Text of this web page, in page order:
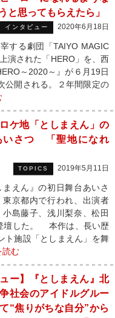
と思ってもらえたら」
インタビュー 2020年6月18日
する劇団「TAIYO MAGIC
演された「HERO」を、西
～2020～』が６月19日
公開される。２年間限定の
ケ地「としまえん」の
いさつ 「聖地になれ
TOPICS 2019年5月11日
えん』の初日舞台あいさ
東京都内で行われ、出演者
島藤子、浅川梨奈、松田
壇した。 本作は、長い歴
ト施設「としまえん」を舞
読む
ュー】『としまえん』北
社会のアイドルグルー
“焦りがちな自分”から